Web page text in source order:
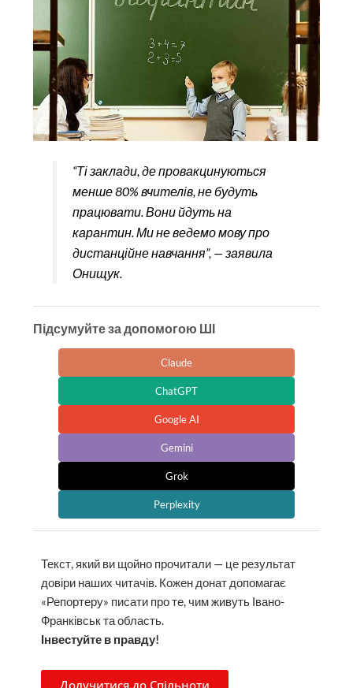
“Ті заклади, де провакцинуються
менше 80% вчителів, не будуть
працювати. Вони йдуть на
карантин. Ми не ведемо мову про
дистанційне навчання”, — заявила
Онищук.
Підсумуйте за допомогою ШІ
Claude
ChatGPT
Google AI
Gemini
Grok
Perplexity
Текст, який ви щойно прочитали — це результат
довіри наших читачів. Кожен донат допомагає
«Репортеру» писати про те, чим живуть Івано-
Франківськ та область.
Інвестуйте в правду!
Долучитися до Спільноти